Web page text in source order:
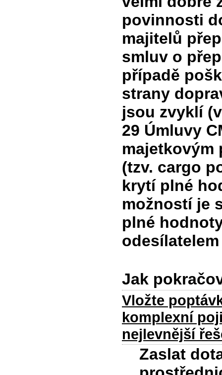
povinnosti
majitelů
smluv o
případě
strany
jsou zvyklí
29 Úmluvy
majetkovým
(tzv. cargo
krytí plné
možností je
plné
Jak
Vložte
komplexní
nejlevnější
Zaslat